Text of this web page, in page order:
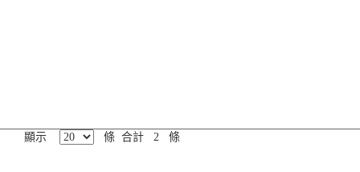
顯示 條 合計 2 條